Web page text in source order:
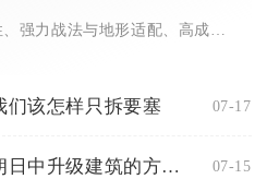
们该怎样只拆要塞 07-17
无尽的拉格朗日中升级建筑的方法是什么 07-15